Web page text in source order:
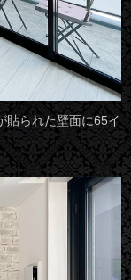
貼られた壁面に65イ